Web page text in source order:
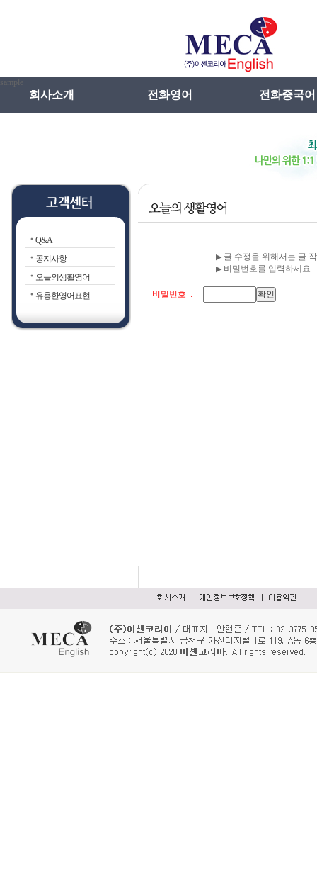
회사소개 전화영어
전화영어장점
전화영어VS학원영어
전화중국어
전화중국어란
강사선발 및 관
sample
Q&A
공지사항
오늘의생활영어
유용한영어표현
▶ 글 수정을 위해서는 글
▶ 비밀번호를 입력하세요.
비밀번호 :